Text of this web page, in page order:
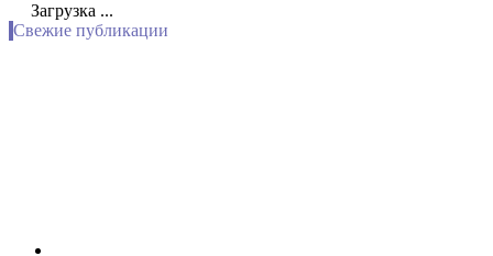
Загрузка ...
Свежие публикации